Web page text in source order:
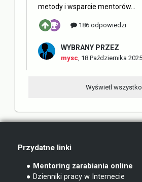
metody i wsparcie mentorów...
186 odpowiedzi
WYBRANY PRZEZ
mysc 18 Października 2025
Wyświetl wszystko
Przydatne linki
● Mentoring zarabiania online
● Dzienniki pracy w Internecie